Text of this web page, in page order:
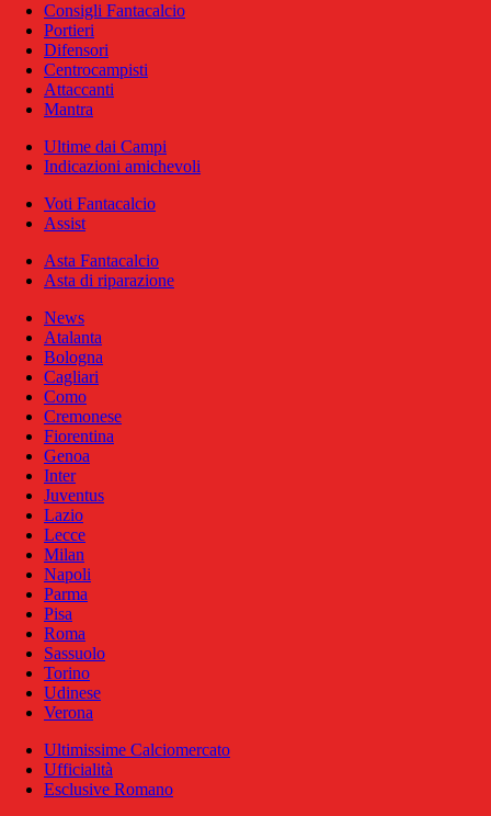
Consigli Fantacalcio
Portieri
Difensori
Centrocampisti
Attaccanti
Mantra
Ultime dai Campi
Indicazioni amichevoli
Voti Fantacalcio
Assist
Asta Fantacalcio
Asta di riparazione
News
Atalanta
Bologna
Cagliari
Como
Cremonese
Fiorentina
Genoa
Inter
Juventus
Lazio
Lecce
Milan
Napoli
Parma
Pisa
Roma
Sassuolo
Torino
Udinese
Verona
Ultimissime Calciomercato
Ufficialità
Esclusive Romano